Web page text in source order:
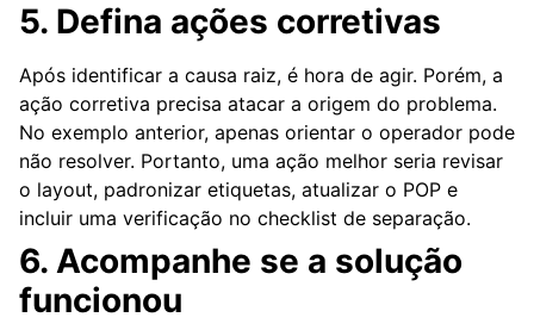
5. Defina ações corretivas
Após identificar a causa raiz, é hora de agir. Porém, a
ação corretiva precisa atacar a origem do problema.
No exemplo anterior, apenas orientar o operador pode
não resolver. Portanto, uma ação melhor seria revisar
o layout, padronizar etiquetas, atualizar o POP e
incluir uma verificação no checklist de separação.
6. Acompanhe se a solução
funcionou